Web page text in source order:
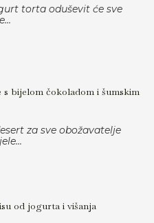
torta oduševit će sve
s bijelom čokoladom i šumskim
za sve obožavatelje
od jogurta i višanja